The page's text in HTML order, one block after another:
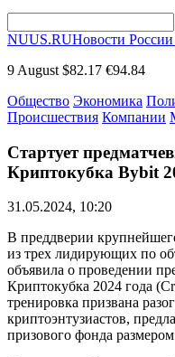
NUUS.RUНовости
9 August $82.17 €94.84
Общество Экономика
Происшествия Компании
Стартует
Криптокубка Bybit
31.05.2024, 10:20
В преддверии
из трех лидирующих по
объявила о проведении
Криптокубка 2024 года
тренировка призвана
криптоэнтузиастов,
призового фонда